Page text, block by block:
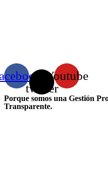
X-
twitter
Youtube
Porque somos una Gestión
Transparente.